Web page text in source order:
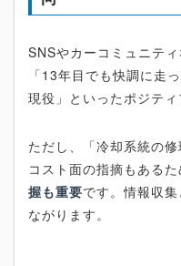
SNSやカーコミュニテ
「13年目でも快調に走
現役」といったポジティ
ただし、「冷却系統の
コスト面の指摘もあるた
握も重要です。情報収
ながります。